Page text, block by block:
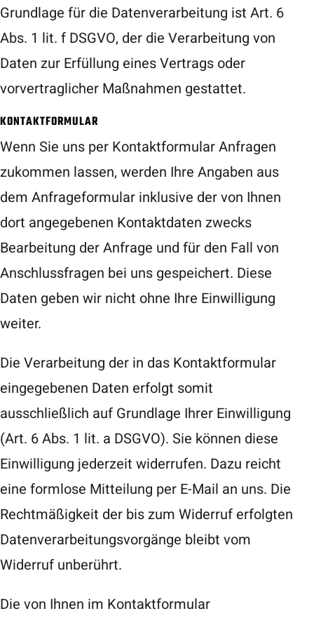
Grundlage für die Datenverarbeitung ist Art. 6
Abs. 1 lit. f DSGVO, der die Verarbeitung von
Daten zur Erfüllung eines Vertrags oder
vorvertraglicher Maßnahmen gestattet.
KONTAKTFORMULAR
Wenn Sie uns per Kontaktformular Anfragen
zukommen lassen, werden Ihre Angaben aus
dem Anfrageformular inklusive der von Ihnen
dort angegebenen Kontaktdaten zwecks
Bearbeitung der Anfrage und für den Fall von
Anschlussfragen bei uns gespeichert. Diese
Daten geben wir nicht ohne Ihre Einwilligung
weiter.
Die Verarbeitung der in das Kontaktformular
eingegebenen Daten erfolgt somit
ausschließlich auf Grundlage Ihrer Einwilligung
(Art. 6 Abs. 1 lit. a DSGVO). Sie können diese
Einwilligung jederzeit widerrufen. Dazu reicht
eine formlose Mitteilung per E-Mail an uns. Die
Rechtmäßigkeit der bis zum Widerruf erfolgten
Datenverarbeitungsvorgänge bleibt vom
Widerruf unberührt.
Die von Ihnen im Kontaktformular